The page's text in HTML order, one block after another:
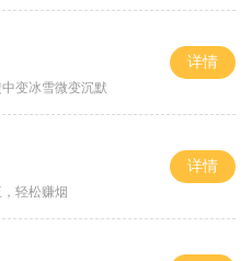
变冰雪微变沉默
详情
轻松赚烟
详情